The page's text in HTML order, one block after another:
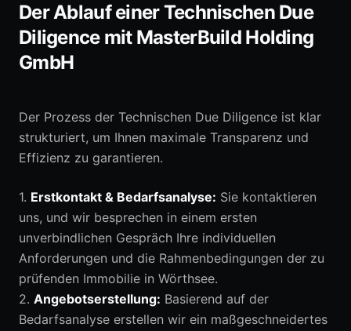
Der Ablauf einer Technischen Due
Diligence mit MasterBuild Holding
GmbH
Der Prozess der Technischen Due Diligence ist klar
strukturiert, um Ihnen maximale Transparenz und
Effizienz zu garantieren.
1. Erstkontakt & Bedarfsanalyse: Sie kontaktieren
uns, und wir besprechen in einem ersten
unverbindlichen Gespräch Ihre individuellen
Anforderungen und die Rahmenbedingungen der zu
prüfenden Immobilie in Wörthsee.
2. Angebotserstellung: Basierend auf der
Bedarfsanalyse erstellen wir ein maßgeschneidertes